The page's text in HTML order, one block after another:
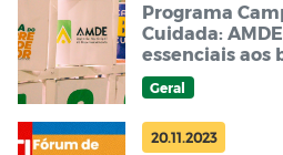
Programa
Cuidada:
essenciais aos
Brasília e Belo
Geral
20.11.2023